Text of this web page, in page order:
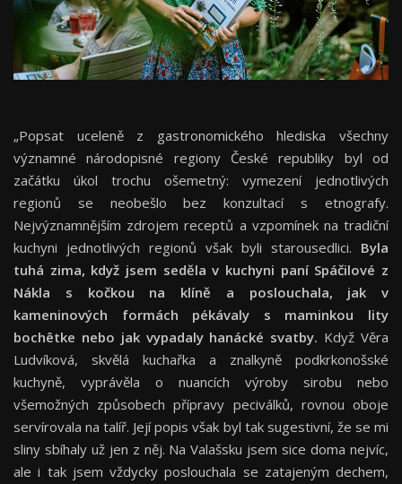
„Popsat uceleně z gastronomického hlediska všechny
významné národopisné regiony České republiky byl od
začátku úkol trochu ošemetný: vymezení jednotlivých
regionů se neobešlo bez konzultací s etnografy.
Nejvýznamnějším zdrojem receptů a vzpomínek na tradiční
kuchyni jednotlivých regionů však byli starousedlici. Byla
tuhá zima, když jsem seděla v kuchyni paní Spáčilové z
Nákla s kočkou na klíně a poslouchala, jak v
kameninových formách pékávaly s maminkou lity
bochêtke nebo jak vypadaly hanácké svatby. Když Věra
Ludvíková, skvělá kuchařka a znalkyně podkrkonošské
kuchyně, vyprávěla o nuancích výroby sirobu nebo
všemožných způsobech přípravy peciválků, rovnou oboje
servírovala na talíř. Její popis však byl tak sugestivní, že se mi
sliny sbíhaly už jen z něj. Na Valašsku jsem sice doma nejvíc,
ale i tak jsem vždycky poslouchala se zatajeným dechem,